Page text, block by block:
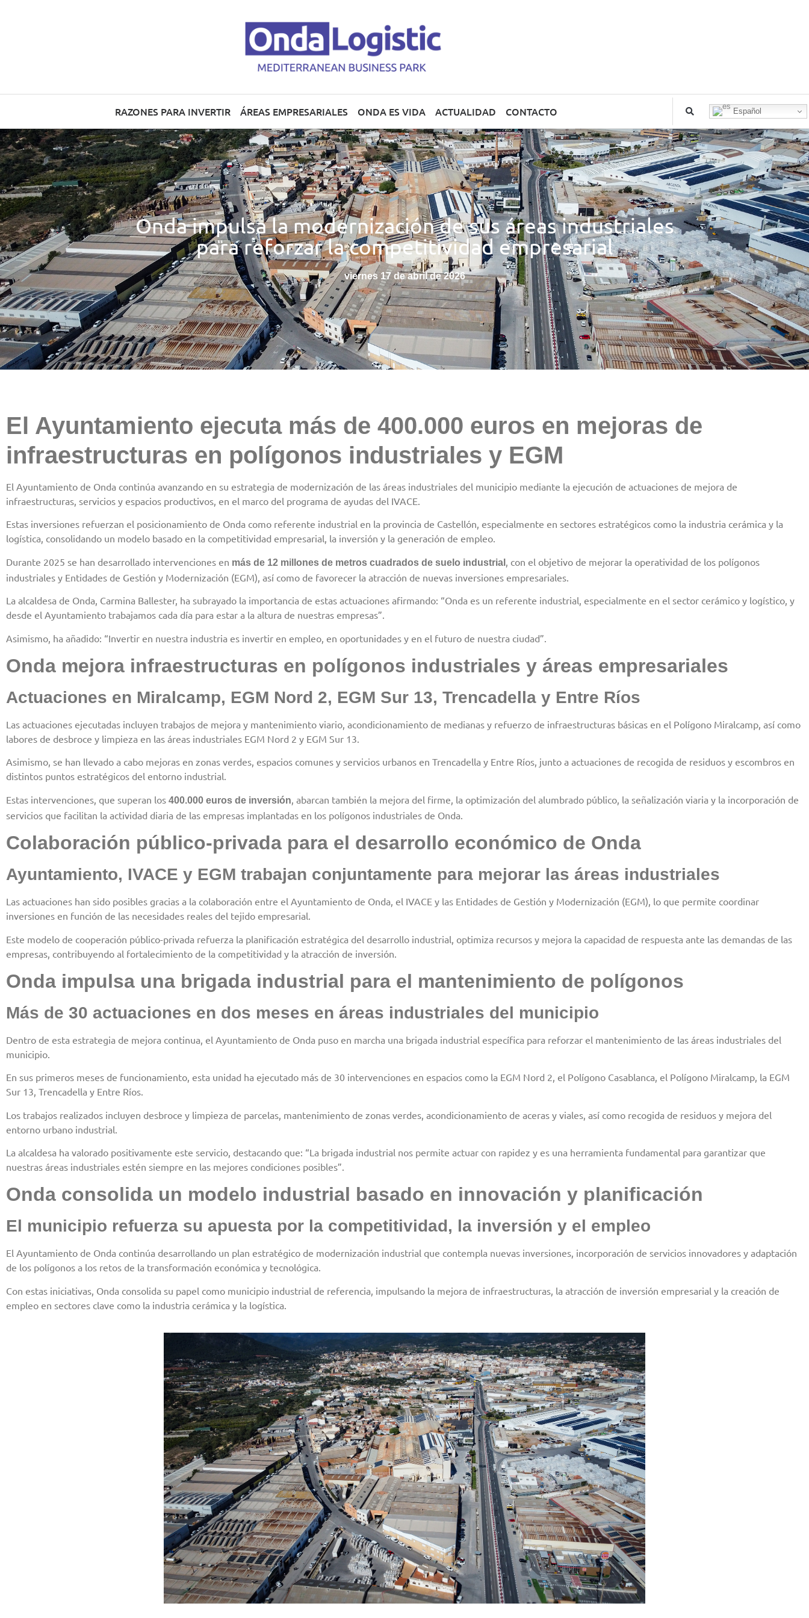
RAZONES PARA INVERTIR ÁREAS EMPRESARIALES ONDA ES VIDA ACTUALIDAD CONTACTO Español
Onda impulsa la modernización de sus áreas industriales
para reforzar la competitividad empresarial
viernes 17 de abril de 2026
El Ayuntamiento ejecuta más de 400.000 euros en mejoras de
infraestructuras en polígonos industriales y EGM
El Ayuntamiento de Onda continúa avanzando en su estrategia de modernización de las áreas industriales del municipio mediante la ejecución de actuaciones de mejora de
infraestructuras, servicios y espacios productivos, en el marco del programa de ayudas del IVACE.
Estas inversiones refuerzan el posicionamiento de Onda como referente industrial en la provincia de Castellón, especialmente en sectores estratégicos como la industria cerámica y la
logística, consolidando un modelo basado en la competitividad empresarial, la inversión y la generación de empleo.
Durante 2025 se han desarrollado intervenciones en más de 12 millones de metros cuadrados de suelo industrial
, con el objetivo de mejorar la operatividad de los polígonos
industriales y Entidades de Gestión y Modernización (EGM), así como de favorecer la atracción de nuevas inversiones empresariales.
La alcaldesa de Onda, Carmina Ballester, ha subrayado la importancia de estas actuaciones afirmando: “Onda es un referente industrial, especialmente en el sector cerámico y logístico, y
desde el Ayuntamiento trabajamos cada día para estar a la altura de nuestras empresas”.
Asimismo, ha añadido: “Invertir en nuestra industria es invertir en empleo, en oportunidades y en el futuro de nuestra ciudad”.
Onda mejora infraestructuras en polígonos industriales y áreas empresariales
Actuaciones en Miralcamp, EGM Nord 2, EGM Sur 13, Trencadella y Entre Ríos
Las actuaciones ejecutadas incluyen trabajos de mejora y mantenimiento viario, acondicionamiento de medianas y refuerzo de infraestructuras básicas en el Polígono Miralcamp, así como
labores de desbroce y limpieza en las áreas industriales EGM Nord 2 y EGM Sur 13.
Asimismo, se han llevado a cabo mejoras en zonas verdes, espacios comunes y servicios urbanos en Trencadella y Entre Ríos, junto a actuaciones de recogida de residuos y escombros en
distintos puntos estratégicos del entorno industrial.
Estas intervenciones, que superan los 400.000 euros de inversión , abarcan también la mejora del firme, la optimización del alumbrado público, la señalización viaria y la incorporación de
servicios que facilitan la actividad diaria de las empresas implantadas en los polígonos industriales de Onda.
Colaboración público-privada para el desarrollo económico de Onda
Ayuntamiento, IVACE y EGM trabajan conjuntamente para mejorar las áreas industriales
Las actuaciones han sido posibles gracias a la colaboración entre el Ayuntamiento de Onda, el IVACE y las Entidades de Gestión y Modernización (EGM), lo que permite coordinar
inversiones en función de las necesidades reales del tejido empresarial.
Este modelo de cooperación público-privada refuerza la planificación estratégica del desarrollo industrial, optimiza recursos y mejora la capacidad de respuesta ante las demandas de las
empresas, contribuyendo al fortalecimiento de la competitividad y la atracción de inversión.
Onda impulsa una brigada industrial para el mantenimiento de polígonos
Más de 30 actuaciones en dos meses en áreas industriales del municipio
Dentro de esta estrategia de mejora continua, el Ayuntamiento de Onda puso en marcha una brigada industrial específica para reforzar el mantenimiento de las áreas industriales del
municipio.
En sus primeros meses de funcionamiento, esta unidad ha ejecutado más de 30 intervenciones en espacios como la EGM Nord 2, el Polígono Casablanca, el Polígono Miralcamp, la EGM
Sur 13, Trencadella y Entre Ríos.
Los trabajos realizados incluyen desbroce y limpieza de parcelas, mantenimiento de zonas verdes, acondicionamiento de aceras y viales, así como recogida de residuos y mejora del
entorno urbano industrial.
La alcaldesa ha valorado positivamente este servicio, destacando que: “La brigada industrial nos permite actuar con rapidez y es una herramienta fundamental para garantizar que
nuestras áreas industriales estén siempre en las mejores condiciones posibles”.
Onda consolida un modelo industrial basado en innovación y planificación
El municipio refuerza su apuesta por la competitividad, la inversión y el empleo
El Ayuntamiento de Onda continúa desarrollando un plan estratégico de modernización industrial que contempla nuevas inversiones, incorporación de servicios innovadores y adaptación
de los polígonos a los retos de la transformación económica y tecnológica.
Con estas iniciativas, Onda consolida su papel como municipio industrial de referencia, impulsando la mejora de infraestructuras, la atracción de inversión empresarial y la creación de
empleo en sectores clave como la industria cerámica y la logística.